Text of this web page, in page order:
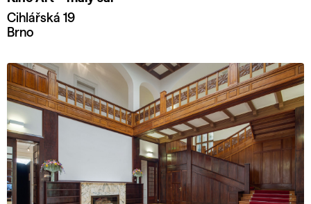
Cihlářská 19
Brno